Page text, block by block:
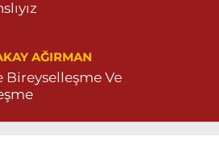
AĞIRMAN
Bireyselleşme Ve